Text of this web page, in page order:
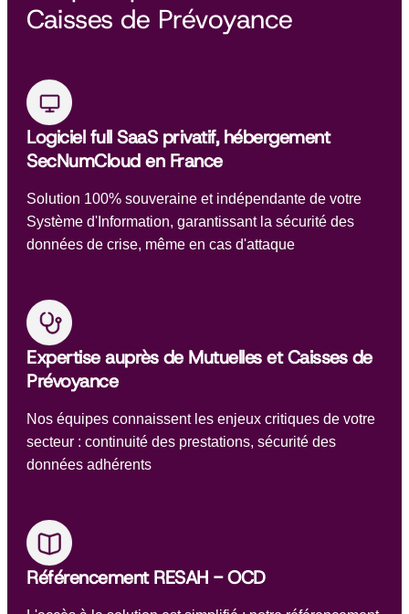
Caisses de Prévoyance
Logiciel full SaaS privatif, hébergement
SecNumCloud en France
Solution 100% souveraine et indépendante de votre
Système d'Information, garantissant la sécurité des
données de crise, même en cas d'attaque
Expertise auprès de Mutuelles et Caisses de
Prévoyance
Nos équipes connaissent les enjeux critiques de votre
secteur : continuité des prestations, sécurité des
données adhérents
Référencement RESAH - OCD